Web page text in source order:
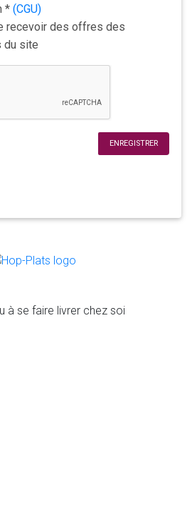
* (CGU)
recevoir des offres des
du site
ENREGISTRER
à se faire livrer chez soi